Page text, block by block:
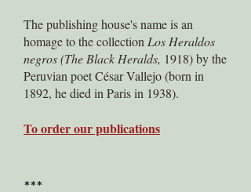
The publishing house's name is an
homage to the collection Los Heraldos
negros (The Black Heralds, 1918) by the
Peruvian poet César Vallejo (born in
1892, he died in Paris in 1938).
To order our publications
***